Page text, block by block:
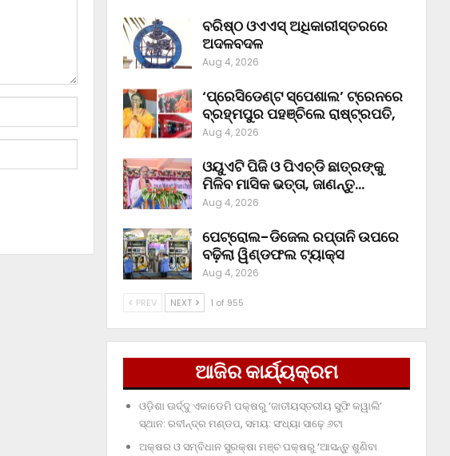
ବରିଷ୍ଠ ଓଏଏସ୍‌ ଅଧିକାରୀସ୍ତରରେ
ଅଦଳବଦଳ
Aug 4, 2026
‘ପ୍ରେସିଡେଣ୍ଟ ସ୍ପେଶାଲ’ ଟ୍ରେନରେ
ବ୍ରହ୍ମପୁର ପହଞ୍ଚିଲେ ରାଷ୍ଟ୍ରପତି,
Aug 4, 2026
ଓୟୁଏଟି ପିଜି ଓ ପିଏଚ୍‌ଡି ଛାତ୍ରଙ୍କୁ
ମିଳିବ ମାସିକ ଭତ୍ତା, ଜାଣନ୍ତୁ…
Aug 4, 2026
ପେଟ୍ରୋଲ-ଡିଜେଲ ରପ୍ତାନି ଉପରେ
ବଢ଼ିଲା ୱିଣ୍ଡଫଲ ଟ୍ୟାକ୍ସ
Aug 4, 2026
PREV NEXT 1 of 955
ଆଜିର କାର୍ଯ୍ୟକ୍ରମ
ଓଡ଼ିଶା ଊର୍ଦ୍ଦୁ ଏକାଡେମି ପକ୍ଷରୁ ‘ଜାତୀୟସ୍ତରୀୟ ସୁଫି କୱାଲି’
ସ୍ଥାନ: ରବୀନ୍ଦ୍ର ମଣ୍ଡପ, ସମୟ: ସଂଧ୍ୟା ସାଢ଼େ ୬ଟା
ଅକ୍ଷର ଓ ସମ୍ବିଧାନ ସୁରକ୍ଷା ମଞ୍ଚ ପକ୍ଷରୁ ‘ଆସନ୍ତୁ ଶୁଣିବା